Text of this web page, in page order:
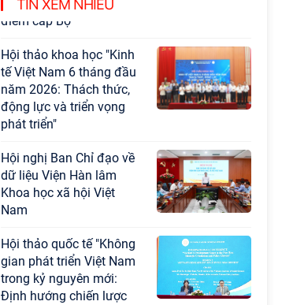
TIN XEM NHIỀU
Chương trình khoa học và công nghệ trọng
điểm cấp Bộ
Hội thảo khoa học "Kinh
tế Việt Nam 6 tháng đầu
năm 2026: Thách thức,
động lực và triển vọng
phát triển"
Hội nghị Ban Chỉ đạo về
dữ liệu Viện Hàn lâm
Khoa học xã hội Việt
Nam
Hội thảo quốc tế "Không
gian phát triển Việt Nam
trong kỷ nguyên mới:
Định hướng chiến lược